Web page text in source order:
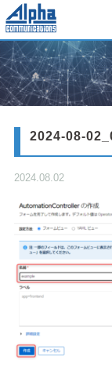
2024-08-
2024.08.02